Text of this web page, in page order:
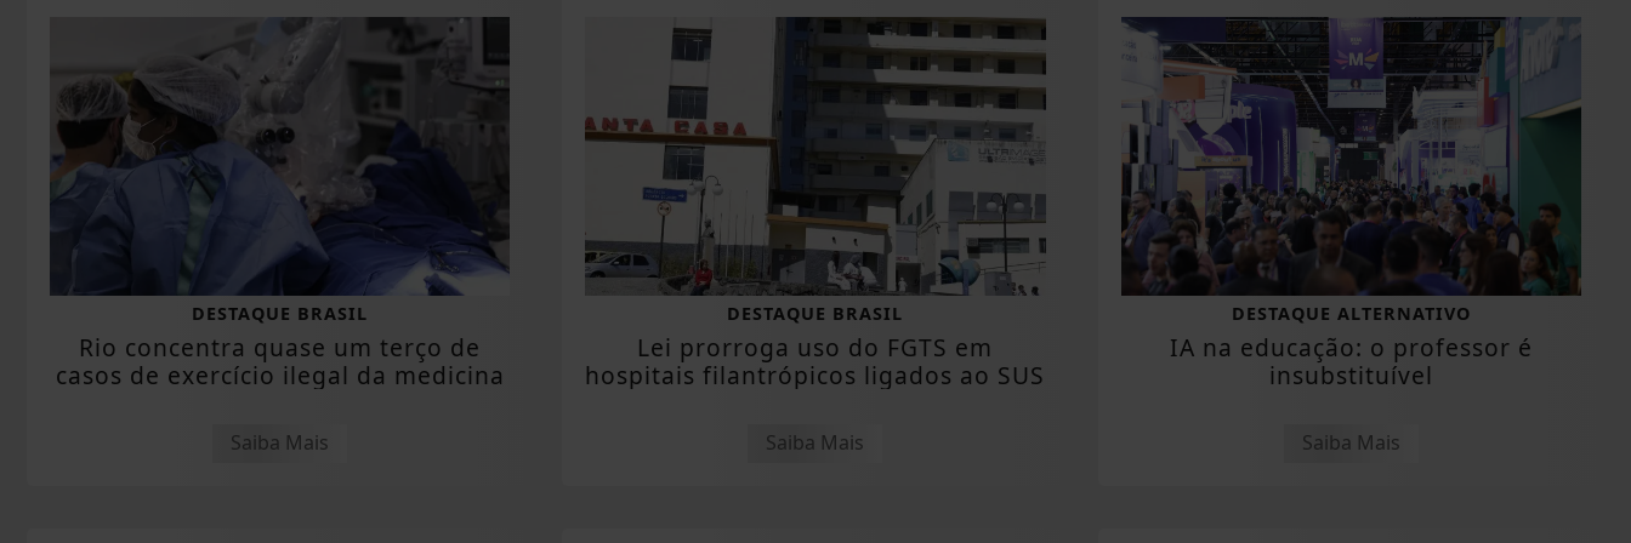
DESTAQUE BRASIL
Rio concentra quase um terço de
casos de exercício ilegal da medicina
Saiba Mais
DESTAQUE BRASIL
Lei prorroga uso do FGTS em
hospitais filantrópicos ligados ao SUS
Saiba Mais
DESTAQUE ALTERNATIVO
IA na educação: o professor é
insubstituível
Saiba Mais